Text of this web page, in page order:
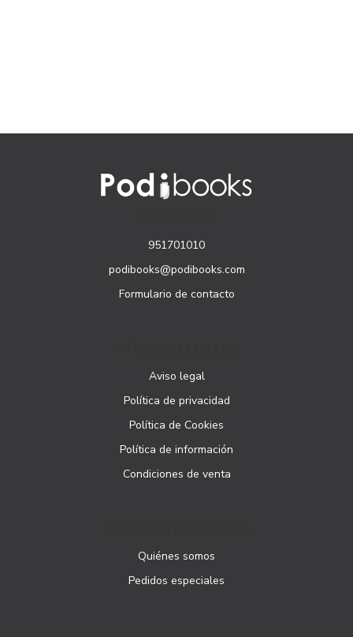
951701010
podibooks@podibooks.com
Formulario de contacto
Aviso legal
Política de privacidad
Política de Cookies
Política de información
Condiciones de venta
Quiénes somos
Pedidos especiales